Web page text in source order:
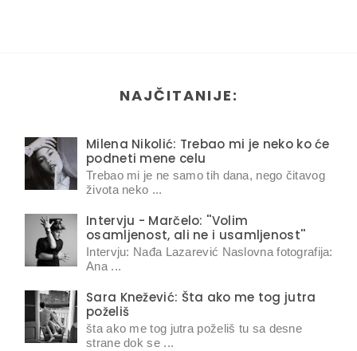
NAJČITANIJE:
Milena Nikolić: Trebao mi je neko ko će
podneti mene celu
Trebao mi je ne samo tih dana, nego čitavog
života neko ...
Intervju - Marčelo: ''Volim
osamljenost, ali ne i usamljenost''
Intervju: Nađa Lazarević Naslovna fotografija:
Ana ...
Sara Knežević: Šta ako me tog jutra
poželiš
šta ako me tog jutra poželiš tu sa desne
strane dok se ...